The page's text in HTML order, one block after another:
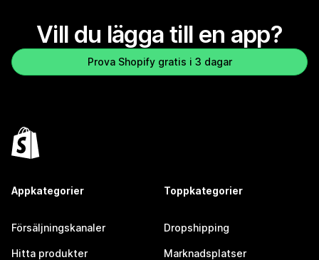
Vill du lägga till en app?
Prova Shopify gratis i 3 dagar
Appkategorier
Försäljningskanaler
Hitta produkter
Toppkategorier
Dropshipping
Marknadsplatser